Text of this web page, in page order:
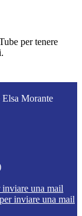
per tenere
Morante
una mail
inviare una mail